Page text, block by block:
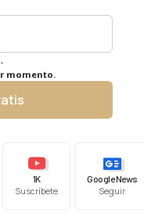
momento.
1K
Suscríbete
Google News
Seguir